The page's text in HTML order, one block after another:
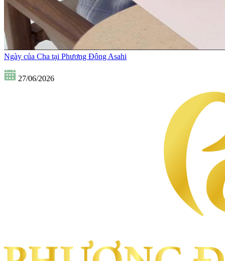
Ngày của Cha tại Phương Đông Asahi
27/06/2026